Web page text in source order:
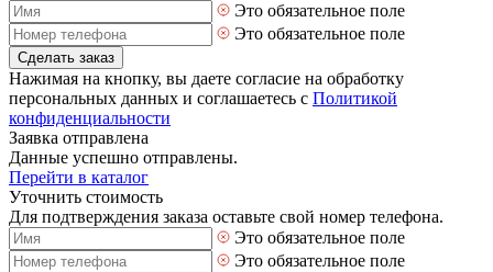
Это обязательное поле
Это обязательное поле
Сделать заказ
Нажимая на кнопку, вы даете согласие на обработку
персональных данных и соглашаетесь с Политикой
конфиденциальности
Заявка отправлена
Данные успешно отправлены.
Перейти в каталог
Уточнить стоимость
Для подтверждения заказа оставьте свой номер телефона.
Это обязательное поле
Это обязательное поле